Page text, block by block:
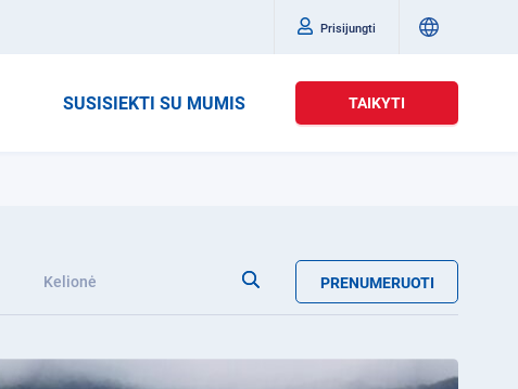
Prisijungti
SUSISIEKTI SU MUMIS TAIKYTI
Kelionė PRENUMERUOTI